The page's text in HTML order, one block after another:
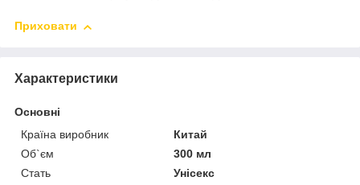
Приховати
Характеристики
Основні
Країна виробник
Китай
Об`єм
300 мл
Стать
Унісекс